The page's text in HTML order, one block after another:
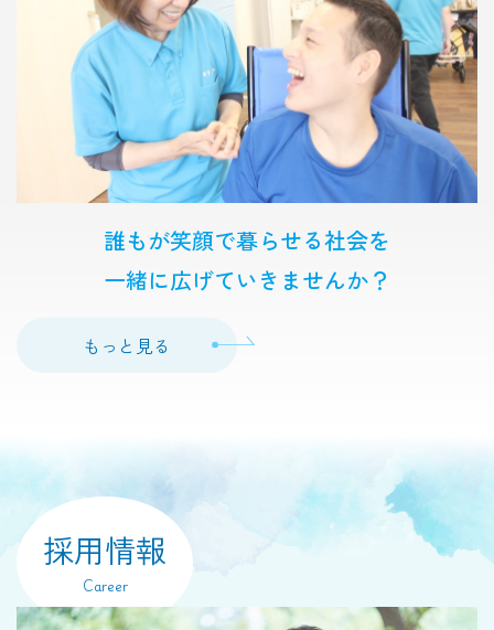
誰もが笑顔で暮らせる社会を
一緒に広げていきませんか？
もっと見る
採用情報
Career